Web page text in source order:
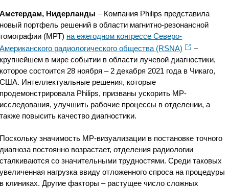
Амстердам, Нидерланды – Компания Philips представила
новый портфель решений в области магнитно-резонансной
томографии (МРТ) на ежегодном конгрессе Северо-
Американского радиологического общества (RSNA)
–
крупнейшем в мире событии в области лучевой диагностики,
которое состоится 28 ноября – 2 декабря 2021 года в Чикаго,
США. Интеллектуальные решения, которые
продемонстрировала Philips, призваны ускорить МР-
исследования, улучшить рабочие процессы в отделении, а
также повысить качество диагностики.
Поскольку значимость МР-визуализации в постановке точного
диагноза постоянно возрастает, отделения радиологии
сталкиваются со значительными трудностями. Среди таковых
увеличенная нагрузка ввиду отложенного спроса на процедуры
в клиниках. Другие факторы – растущее число сложных